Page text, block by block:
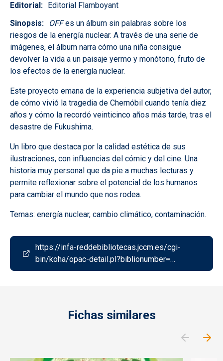
Editorial
Editorial Flamboyant
Sinopsis
OFFes un álbum sin palabras sobre los
riesgos de la energía nuclear. A través de una serie de
imágenes, el álbum narra cómo una niña consigue
devolver la vida a un paisaje yermo y monótono, fruto de
los efectos de la energía nuclear.
Este proyecto emana de la experiencia subjetiva del autor,
de cómo vivió la tragedia de Chernóbil cuando tenía diez
años y cómo la recordó veinticinco años más tarde, tras el
desastre de Fukushima.
Un libro que destaca por la calidad estética de sus
ilustraciones, con influencias del cómic y del cine. Una
historia muy personal que da pie a muchas lecturas y
permite reflexionar sobre el potencial de los humanos
para cambiar el mundo que nos rodea.
Temas: energía nuclear, cambio climático, contaminación.
https://infa-reddebibliotecas.jccm.es/cgi-
bin/koha/opac-detail.pl?biblionumber=…
Fichas similares